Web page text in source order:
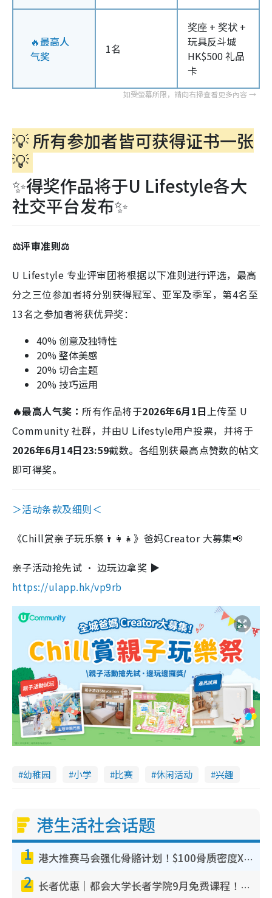
🔥最高人
气奖
1名
奖座 + 奖状 +
玩具反斗城
HK$500 礼品
卡
💡 所有参加者皆可获得证书一张
💡
✨得奖作品将于U Lifestyle各大
社交平台发布✨
⚖️评审准则⚖️
U Lifestyle 专业评审团将根据以下准则进行评选，最高
分之三位参加者将分别获得冠军、亚军及季军，第4名至
13名之参加者将获优异奖：
40% 创意及独特性
20% 整体美感
20% 切合主题
20% 技巧运用
🔥最高人气奖：所有作品将于2026年6月1日上传至 U
Community 社群，并由U Lifestyle用户投票，并将于
2026年6月14日23:59截数。各组别获最高点赞数的帖文
即可得奖。
＞活动条款及细则＜
《Chill赏亲子玩乐祭👨‍👩‍👧》爸妈Creator 大募集📢
亲子活动抢先试 • 边玩边拿奖 ▶
https://ulapp.hk/vp9rb
幼稚园 小学 比赛 休闲活动 兴趣
港生活社会话题
1 港大推赛马会强化骨骼计划！$100骨质密度X光检查 完成免费运动训练送超市礼券！附参加资格
2 长者优惠｜都会大学长者学院9月免费课程！多媒体/微电影创作/网络安全 附报名方法教学